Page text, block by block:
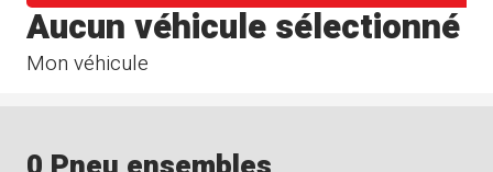
Mon véhicule
Aucun véhicule sélectionné